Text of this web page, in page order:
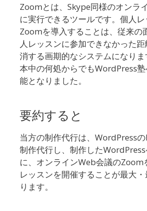
Zoomとは、Skype同様のオンラ
に実行できるツールです。個人
Zoomを導入することは、従来の
人レッスンに参加できなかった
消する画期的なシステムになりま
本中の何処からでもWordPress
能となりました。
要約すると
当方の制作代行は、WordPress
制作代行し、制作した
に、オンラインWeb会議のZoom
レッスンを開催することが最大
ります。